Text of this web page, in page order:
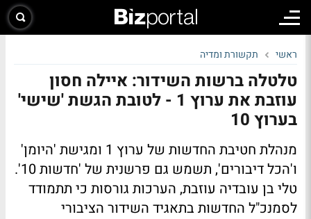
ראשי תקשורת ומדיה
טלטלה ברשות השידור: איילה חסון
עוזבת את ערוץ 1 - לטובת הגשת 'שישי'
בערוץ 10
מנהלת חטיבת החדשות של ערוץ 1 ומגישת 'היומן'
ו'הכל דיבורים', תשמש גם פרשנית של 'חדשות 10'.
טלי בן עובדיה עוזבת, הערכות גורסות כי תתמודד
לסמנכ"ל החדשות בתאגיד השידור הציבורי